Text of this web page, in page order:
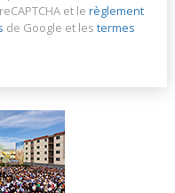
et le règlement
de Google et les termes